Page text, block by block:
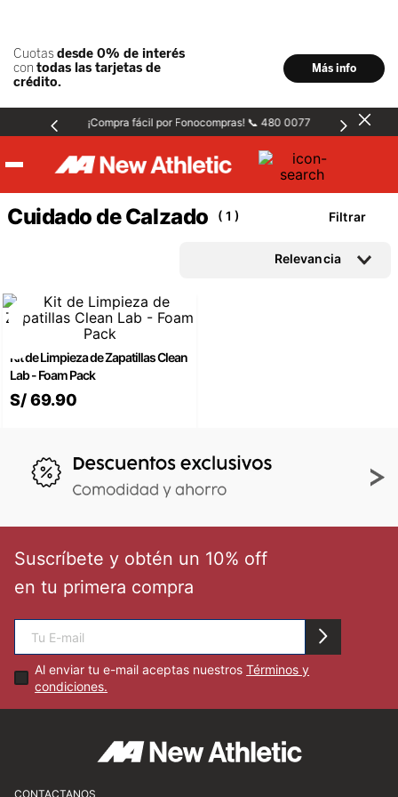
¡Compra fácil por Fonocompras! 📞 480 0077
Hombre
Niños
Accesorios
👀 Lo Nuevo
🤑 Zona Outlet
Favoritos
Tiendas
Cuidado de Calzado 1 Filtrar
Relevancia
Kit de Limpieza de Zapatillas Clean
Lab - Foam Pack
S/69.90
Suscríbete y obtén un 10% off
en tu primera compra
Al enviar tu e-mail aceptas nuestrosTérminos y
condiciones.
CONTACTANOS